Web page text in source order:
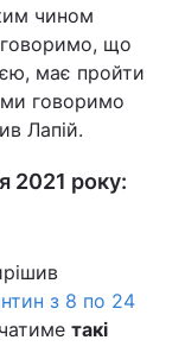
чином
говоримо, що
має пройти
говоримо
Лапій.
2021 року:
з 8 по 24
такі